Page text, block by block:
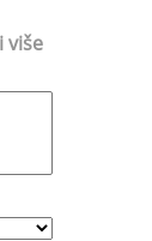
više